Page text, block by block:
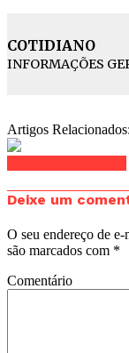
COTIDIANO
INFORMAÇÕES
Artigos Relacionados:
Deixe um
O seu endereço de
são marcados com *
Comentário